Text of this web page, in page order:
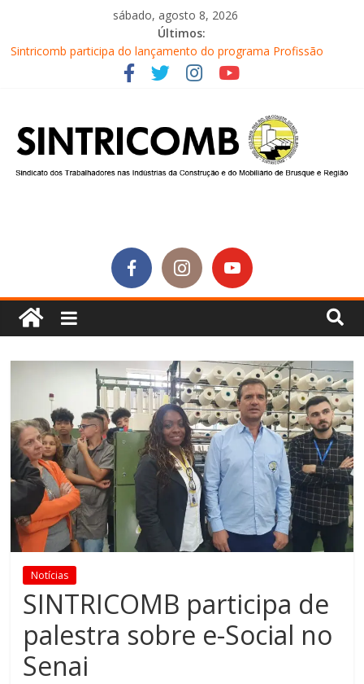
sábado, agosto 8, 2026
Últimos:
Sintricomb participa do lançamento do programa Profissão
Construir em Brusque
Equipe do SINTRICOMB realiza mais uma edição do Café na
Conselho Fiscal do SINTRICOMB realiza avaliação das contas do
sindicato
Diretores do SINTRICOMB são eleitos para a direção da Nova
Central Sindical de SC
Notícias
SINTRICOMB participa de
palestra sobre e-Social no
Senai